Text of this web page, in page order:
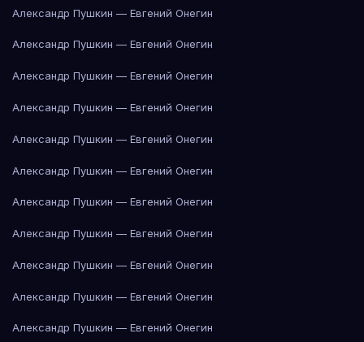
Александр Пушкин — Евгений Онегин
Александр Пушкин — Евгений Онегин
Александр Пушкин — Евгений Онегин
Александр Пушкин — Евгений Онегин
Александр Пушкин — Евгений Онегин
Александр Пушкин — Евгений Онегин
Александр Пушкин — Евгений Онегин
Александр Пушкин — Евгений Онегин
Александр Пушкин — Евгений Онегин
Александр Пушкин — Евгений Онегин
Александр Пушкин — Евгений Онегин